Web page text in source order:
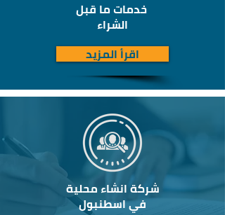
خدمات ما قبل
الشراء
اقرأ المزيد
شركة انشاء محلية
في اسطنبول